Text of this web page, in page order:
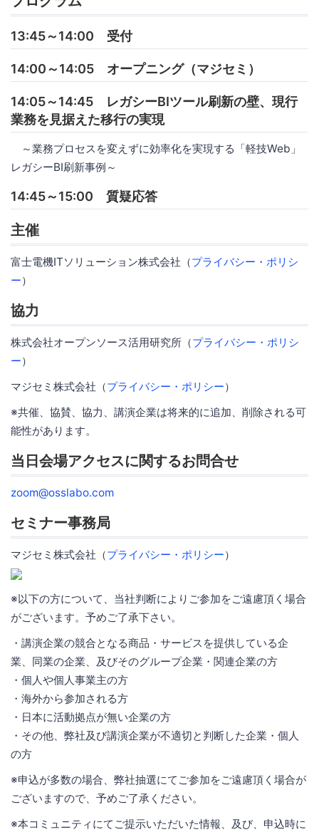
13:45～14:00 受付
14:00～14:05 オープニング（マジセミ）
14:05～14:45 レガシーBIツール刷新の壁、現行
業務を見据えた移行の実現
～業務プロセスを変えずに効率化を実現する「軽技Web」
レガシーBI刷新事例～
14:45～15:00 質疑応答
主催
富士電機ITソリューション株式会社（プライバシー・ポリシ
ー）
協力
株式会社オープンソース活用研究所（プライバシー・ポリシ
ー）
マジセミ株式会社（プライバシー・ポリシー）
※共催、協賛、協力、講演企業は将来的に追加、削除される可
能性があります。
当日会場アクセスに関するお問合せ
zoom@osslabo.com
セミナー事務局
マジセミ株式会社（プライバシー・ポリシー）
※以下の方について、当社判断によりご参加をご遠慮頂く場合
がございます。予めご了承下さい。
・講演企業の競合となる商品・サービスを提供している企
業、同業の企業、及びそのグループ企業・関連企業の方
・個人や個人事業主の方
・海外から参加される方
・日本に活動拠点が無い企業の方
・その他、弊社及び講演企業が不適切と判断した企業・個人
の方
※申込が多数の場合、弊社抽選にてご参加をご遠慮頂く場合が
ございますので、予めご了承ください。
※本コミュニティにてご提示いただいた情報、及び、申込時に